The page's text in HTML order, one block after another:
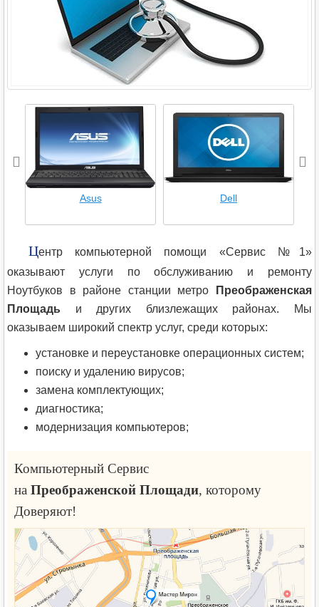
Asus Dell
Центр компьютерной помощи «Сервис №1»
оказывают услуги по обслуживанию и ремонту
Ноутбуков в районе станции метро
Преображенская
Площадь и других близлежащих районах. Мы
оказываем широкий спектр услуг, среди которых:
установке и переустановке операционных систем;
поиску и удалению вирусов;
замена комплектующих;
диагностика;
модернизация компьютеров;
Компьютерный Сервис
на Преображенской Площади, которому
Доверяют!